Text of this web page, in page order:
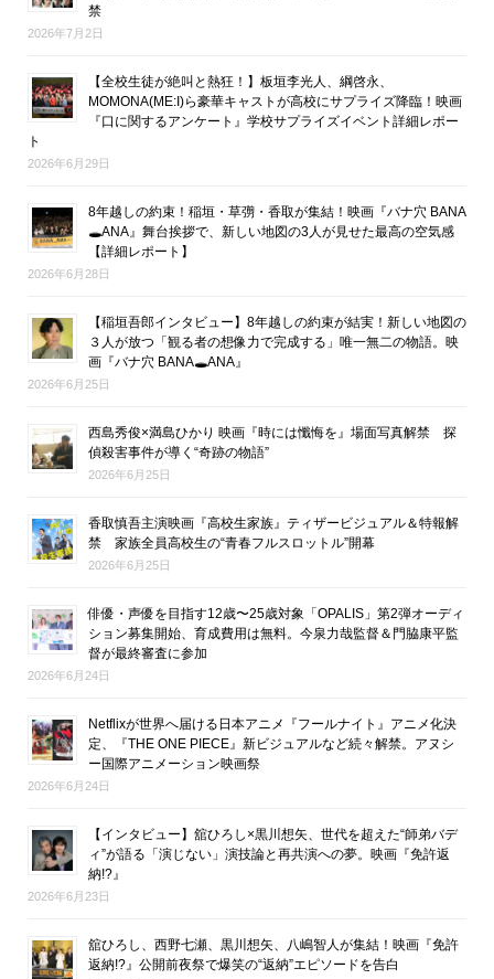
禁
2026年7月2日
【全校生徒が絶叫と熱狂！】板垣李光人、綱啓永、
MOMONA(ME:I)ら豪華キャストが高校にサプライズ降臨！映画
『口に関するアンケート』学校サプライズイベント詳細レポー
ト
2026年6月29日
8年越しの約束！稲垣・草彅・香取が集結！映画『バナ穴 BANA
🕳ANA』舞台挨拶で、新しい地図の3人が見せた最高の空気感
【詳細レポート】
2026年6月28日
【稲垣吾郎インタビュー】8年越しの約束が結実！新しい地図の
３人が放つ「観る者の想像力で完成する」唯一無二の物語。映
画『バナ穴 BANA🕳ANA』
2026年6月25日
西島秀俊×満島ひかり 映画『時には懺悔を』場面写真解禁 探
偵殺害事件が導く“奇跡の物語”
2026年6月25日
香取慎吾主演映画『高校生家族』ティザービジュアル＆特報解
禁 家族全員高校生の“青春フルスロットル”開幕
2026年6月25日
俳優・声優を目指す12歳〜25歳対象「OPALIS」第2弾オーディ
ション募集開始、育成費用は無料。今泉力哉監督＆門脇康平監
督が最終審査に参加
2026年6月24日
Netflixが世界へ届ける日本アニメ『フールナイト』アニメ化決
定、『THE ONE PIECE』新ビジュアルなど続々解禁。アヌシ
ー国際アニメーション映画祭
2026年6月24日
【インタビュー】舘ひろし×黒川想矢、世代を超えた“師弟バデ
ィ”が語る「演じない」演技論と再共演への夢。映画『免許返
納!?』
2026年6月23日
舘ひろし、西野七瀬、黒川想矢、八嶋智人が集結！映画『免許
返納!?』公開前夜祭で爆笑の“返納”エピソードを告白